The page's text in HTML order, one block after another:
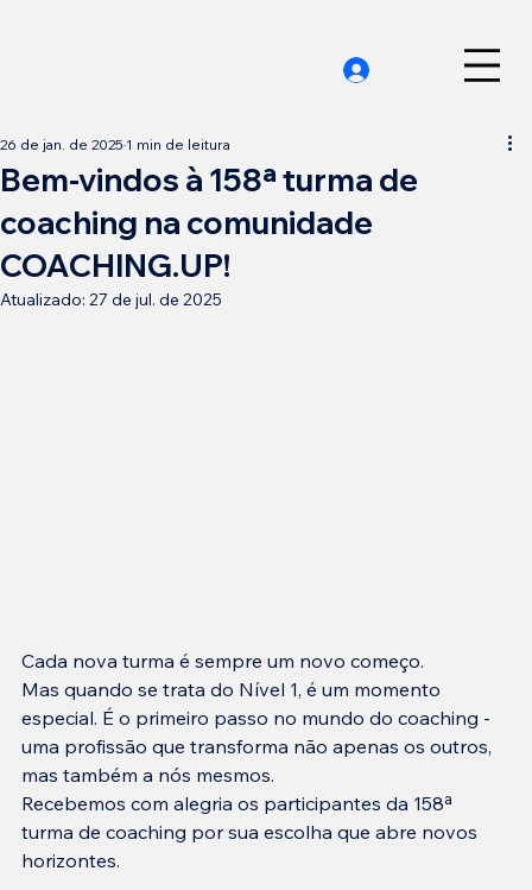
Bem-vindos à 158ª turma de
coaching na comunidade
COACHING.UP!
26 de jan. de 2025 1 min de leitura
Atualizado: 27 de jul. de 2025
Cada nova turma é sempre um novo começo.
Mas quando se trata do Nível 1, é um momento
especial. É o primeiro passo no mundo do coaching -
uma profissão que transforma não apenas os outros,
mas também a nós mesmos.
Recebemos com alegria os participantes da 158ª
turma de coaching por sua escolha que abre novos
horizontes.